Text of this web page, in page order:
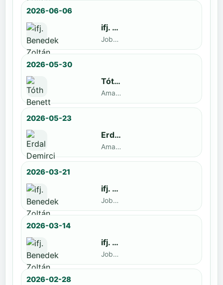
2026-06-06
ifj. Benedek Zoltán
Jobbak · döntős: Marko Novkov
2026-05-30
Tóth Benett
Amatőr · döntős: ifj. Benedek Zoltán
2026-05-23
Erdal Demirci
Amatőr · döntős: Enyedi Gergely
2026-03-21
ifj. Benedek Zoltán
Jobbak · döntős: Szatmári István
2026-03-14
ifj. Benedek Zoltán
Jobbak · döntős: id. Benedek Zoltán
2026-02-28